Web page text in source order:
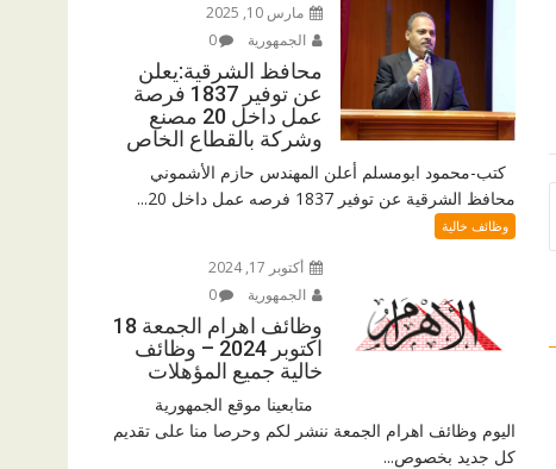
مارس 10, 2025
الجمهورية
0
محافظ الشرقية:يعلن
عن توفير 1837 فرصة
عمل داخل 20 مصنع
وشركة بالقطاع الخاص
كتب-محمود ابومسلم أعلن المهندس حازم الأشموني
محافظ الشرقية عن توفير 1837 فرصه عمل داخل 20...
وظائف خالية
أكتوبر 17, 2024
الجمهورية
0
وظائف اهرام الجمعة 18
اكتوبر 2024 – وظائف
خالية جميع المؤهلات
متابعينا موقع الجمهورية
اليوم وظائف اهرام الجمعة ننشر لكم وحرصا منا على تقديم
كل جديد بخصوص...